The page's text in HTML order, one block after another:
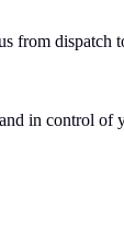
from dispatch
in control of